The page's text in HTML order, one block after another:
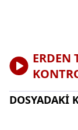
ERDEN
DOSYADAKİ